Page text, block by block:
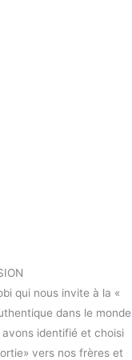
qui nous invite à la «
dans le monde
avons identifié et choisi
vers nos frères et